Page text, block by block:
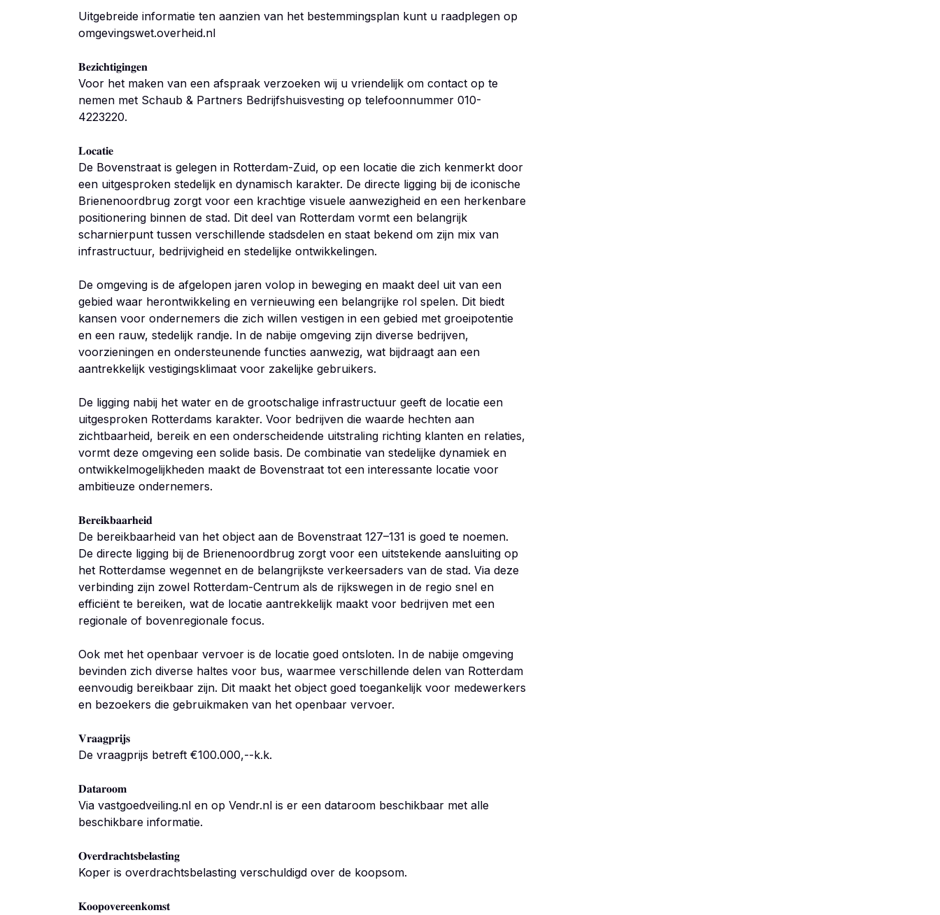
Uitgebreide informatie ten aanzien van het bestemmingsplan kunt u raadplegen op
omgevingswet.overheid.nl
𝐁𝐞𝐳𝐢𝐜𝐡𝐭𝐢𝐠𝐢𝐧𝐠𝐞𝐧
Voor het maken van een afspraak verzoeken wij u vriendelijk om contact op te
nemen met Schaub & Partners Bedrijfshuisvesting op telefoonnummer 010-
4223220.
𝐋𝐨𝐜𝐚𝐭𝐢𝐞
De Bovenstraat is gelegen in Rotterdam-Zuid, op een locatie die zich kenmerkt door
een uitgesproken stedelijk en dynamisch karakter. De directe ligging bij de iconische
Brienenoordbrug zorgt voor een krachtige visuele aanwezigheid en een herkenbare
positionering binnen de stad. Dit deel van Rotterdam vormt een belangrijk
scharnierpunt tussen verschillende stadsdelen en staat bekend om zijn mix van
infrastructuur, bedrijvigheid en stedelijke ontwikkelingen.
De omgeving is de afgelopen jaren volop in beweging en maakt deel uit van een
gebied waar herontwikkeling en vernieuwing een belangrijke rol spelen. Dit biedt
kansen voor ondernemers die zich willen vestigen in een gebied met groeipotentie
en een rauw, stedelijk randje. In de nabije omgeving zijn diverse bedrijven,
voorzieningen en ondersteunende functies aanwezig, wat bijdraagt aan een
aantrekkelijk vestigingsklimaat voor zakelijke gebruikers.
De ligging nabij het water en de grootschalige infrastructuur geeft de locatie een
uitgesproken Rotterdams karakter. Voor bedrijven die waarde hechten aan
zichtbaarheid, bereik en een onderscheidende uitstraling richting klanten en relaties,
vormt deze omgeving een solide basis. De combinatie van stedelijke dynamiek en
ontwikkelmogelijkheden maakt de Bovenstraat tot een interessante locatie voor
ambitieuze ondernemers.
𝐁𝐞𝐫𝐞𝐢𝐤𝐛𝐚𝐚𝐫𝐡𝐞𝐢𝐝
De bereikbaarheid van het object aan de Bovenstraat 127–131 is goed te noemen.
De directe ligging bij de Brienenoordbrug zorgt voor een uitstekende aansluiting op
het Rotterdamse wegennet en de belangrijkste verkeersaders van de stad. Via deze
verbinding zijn zowel Rotterdam-Centrum als de rijkswegen in de regio snel en
efficiënt te bereiken, wat de locatie aantrekkelijk maakt voor bedrijven met een
regionale of bovenregionale focus.
Ook met het openbaar vervoer is de locatie goed ontsloten. In de nabije omgeving
bevinden zich diverse haltes voor bus, waarmee verschillende delen van Rotterdam
eenvoudig bereikbaar zijn. Dit maakt het object goed toegankelijk voor medewerkers
en bezoekers die gebruikmaken van het openbaar vervoer.
𝐕𝐫𝐚𝐚𝐠𝐩𝐫𝐢𝐣𝐬
De vraagprijs betreft €100.000,--k.k.
𝐃𝐚𝐭𝐚𝐫𝐨𝐨𝐦
Via vastgoedveiling.nl en op Vendr.nl is er een dataroom beschikbaar met alle
beschikbare informatie.
𝐎𝐯𝐞𝐫𝐝𝐫𝐚𝐜𝐡𝐭𝐬𝐛𝐞𝐥𝐚𝐬𝐭𝐢𝐧𝐠
Koper is overdrachtsbelasting verschuldigd over de koopsom.
𝐊𝐨𝐨𝐩𝐨𝐯𝐞𝐫𝐞𝐞𝐧𝐤𝐨𝐦𝐬𝐭